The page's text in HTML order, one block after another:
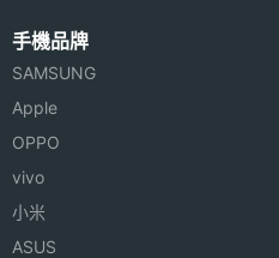
手機品牌
SAMSUNG
Apple
OPPO
vivo
小米
ASUS